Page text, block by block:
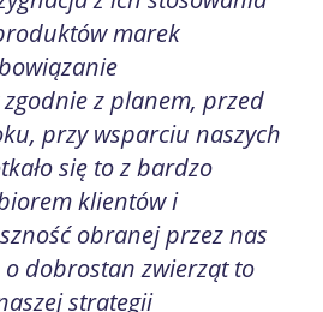
marek
z planem, przed
przy wsparciu naszych
się to z bardzo
klientów i
obranej przez nas
dobrostan zwierząt to
strategii